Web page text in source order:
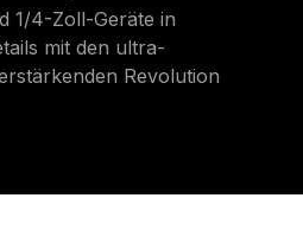
1/4-Zoll-Geräte in
mit den ultra-
Revolution